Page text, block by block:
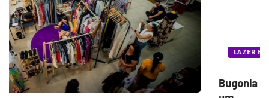
LAZER E CULTURA
Bugonia transforma paranoia e conspiração em